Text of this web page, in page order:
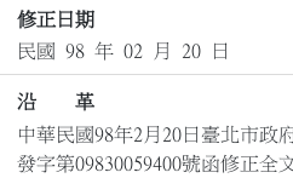
修正日期
民國 98 年 02 月 20 日
沿 革
中華民國98年2月20日臺北市政
發字第09830059400號函修正全